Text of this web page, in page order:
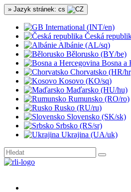
» Jazyk stránek: cs
International (INT/en)
Česká
Albánie (AL/sq)
Bělorusko (BY/be)
Bosna a
Chorvatsko (HR/
Kosovo (KO/sq)
Maďarsko (HU/hu)
Rumunsko (RO/ro)
Rusko (RU/ru)
Slovensko (SK/sk)
Srbsko (RS/sr)
Ukrajina (UA/uk)